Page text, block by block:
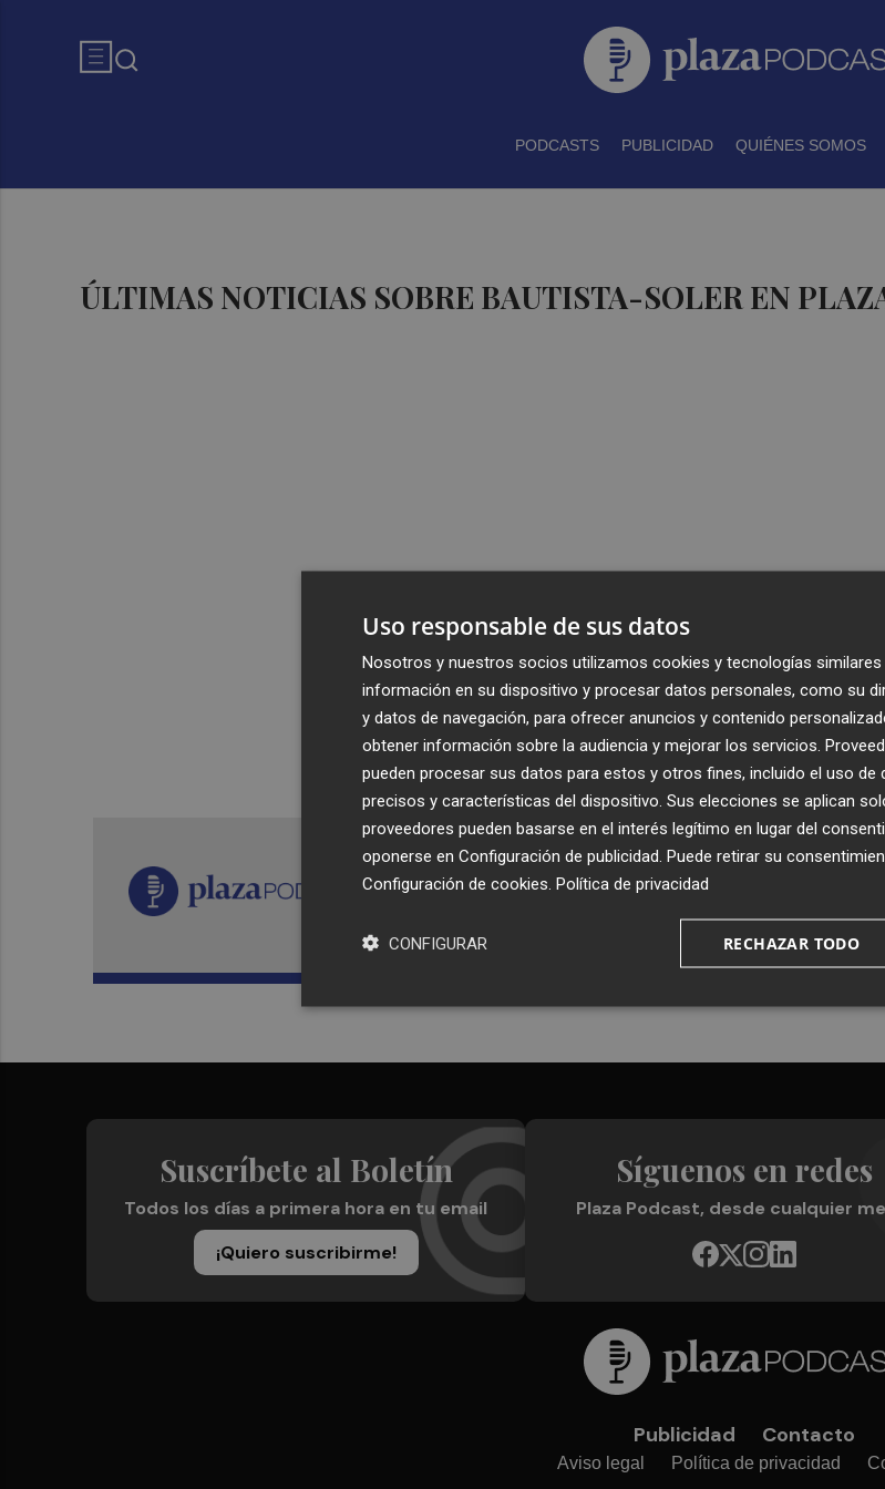
PODCASTS PUBLICIDAD QUIÉNES SOMOS
ÚLTIMAS NOTICIAS SOBRE BAUTISTA-SOLER EN
Recibe toda la actualidad de
Plaza Podcast en tu correo
Suscríbete al Boletín
Todos los días a primera hora en tu email
¡Quiero suscribirme!
Síguenos en redes
Plaza Podcast, desde cualquier
Publicidad Contacto
Aviso legal Política de privacidad
Uso responsable de sus datos
Nosotros y nuestros socios utilizamos cookies y tecnologías similares
información en su dispositivo y procesar datos personales, como su
y datos de navegación, para ofrecer anuncios y contenido
obtener información sobre la audiencia y mejorar los servicios.
pueden procesar sus datos para estos y otros fines, incluido el uso de
precisos y características del dispositivo. Sus elecciones se aplican
proveedores pueden basarse en el interés legítimo en lugar del
oponerse en Configuración de publicidad . Puede retirar su
Configuración de cookies Política de privacidad
RECHAZAR TODO
CONFIGURAR